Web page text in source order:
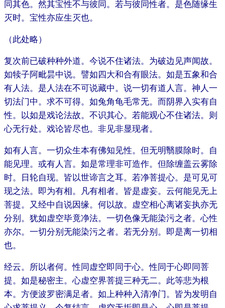
同其色。然其宝性不与彼同。若与彼同性者。是色随缘生
灭时。宝性亦应生灭也。
（此处略）
复次前已破种种外道。今说不住诸法。为破边见声闻故。
如犊子阿毗昙中说。譬如四大和合有眼法。如是五象和合
有人法。是人法在不可说藏中。说一切有道人言。神人一
切法门中。求不可得。如兔角龟毛常无。而阴界入实有自
性。以如是戏论法故。不识其心。若能观心不住诸法。则
心无行处。戏论皆尽也。非见非显现者。
如有人言。一切众生本有佛知见性。但无明翳膜除时。自
能见理。或有人言。如是常理非可造作。但除缠盖云雾除
时。日轮自现。皆以世谛言之耳。若净菩提心。是可见可
现之法。即为有相。凡有相者。皆是虚妄。云何能见无上
菩提。又经中自说因缘。何以故。虚空相心离诸妄执亦无
分别。犹如虚空毕竟净法。一切色像无能染污之者。心性
亦尔。一切分别无能染污之者。若无分别。即是离一切相
也。
经云。所以者何。性同虚空即同于心。性同于心即同菩
提。如是秘密主。心虚空界菩提三种无二。此等悲为根
本。方便波罗密满足者。如上种种入清净门。皆为发明自